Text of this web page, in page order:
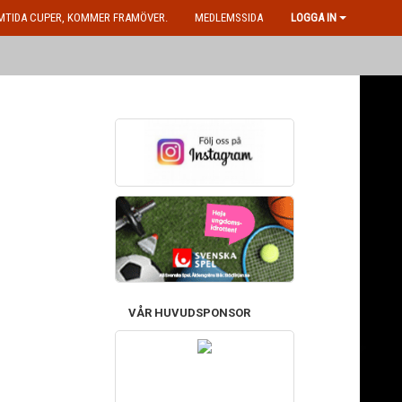
CUPER, KOMMER FRAMÖVER. MEDLEMSSIDA LOGGA IN
VÅR HUVUDSPONSOR